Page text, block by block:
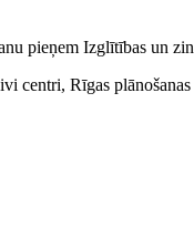
pieņem Izglītības un
centri, Rīgas